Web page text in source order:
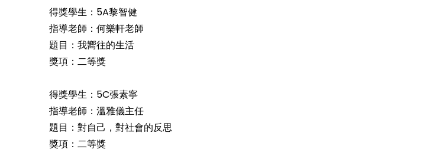
得獎學生：5A黎智健
指導老師：何樂軒老師
題目：我嚮往的生活
獎項：二等獎
得獎學生：5C張素寧
指導老師：溫雅儀主任
題目：對自己，對社會的反思
獎項：二等獎